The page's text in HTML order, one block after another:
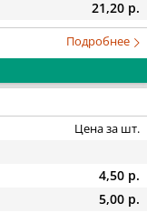
21,20 р.
Подробнее
Цена за шт.
4,50 р.
5,00 р.